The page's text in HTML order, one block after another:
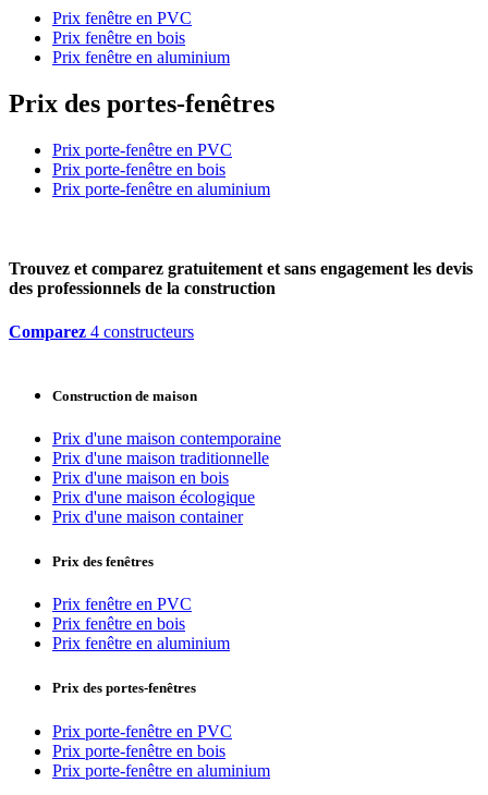
Prix fenêtre en PVC
Prix fenêtre en bois
Prix fenêtre en aluminium
Prix des portes-fenêtres
Prix porte-fenêtre en PVC
Prix porte-fenêtre en bois
Prix porte-fenêtre en aluminium
Trouvez et comparez gratuitement et sans engagement les devis
des professionnels de la construction
Comparez 4 constructeurs
Construction de maison
Prix d'une maison contemporaine
Prix d'une maison traditionnelle
Prix d'une maison en bois
Prix d'une maison écologique
Prix d'une maison container
Prix des fenêtres
Prix fenêtre en PVC
Prix fenêtre en bois
Prix fenêtre en aluminium
Prix des portes-fenêtres
Prix porte-fenêtre en PVC
Prix porte-fenêtre en bois
Prix porte-fenêtre en aluminium